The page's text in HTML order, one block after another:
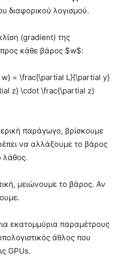
διαφορικού λογισμού.
(gradient) της
κάθε βάρος $w$:
= \frac{\partial L}{\partial y}
z} \cdot \frac{\partial z}
παράγωγο, βρίσκουμε
να αλλάξουμε το βάρος
λάθος.
μειώνουμε το βάρος. Αν
εκατομμύρια παραμέτρους
άθλος που
GPUs.